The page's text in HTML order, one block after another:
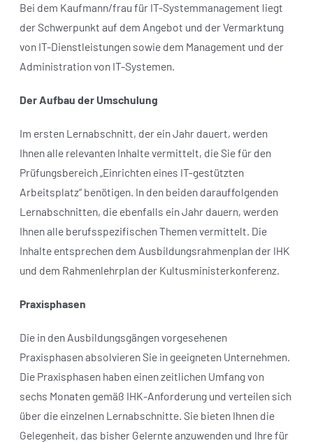
Bei dem Kaufmann/frau für IT-Systemmanagement liegt
der Schwerpunkt auf dem Angebot und der Vermarktung
von IT-Dienstleistungen sowie dem Management und der
Administration von IT-Systemen.
Der Aufbau der Umschulung
Im ersten Lernabschnitt, der ein Jahr dauert, werden
Ihnen alle relevanten Inhalte vermittelt, die Sie für den
Prüfungsbereich „Einrichten eines IT-gestützten
Arbeitsplatz“ benötigen. In den beiden darauffolgenden
Lernabschnitten, die ebenfalls ein Jahr dauern, werden
Ihnen alle berufsspezifischen Themen vermittelt. Die
Inhalte entsprechen dem Ausbildungsrahmenplan der IHK
und dem Rahmenlehrplan der Kultusministerkonferenz.
Praxisphasen
Die in den Ausbildungsgängen vorgesehenen
Praxisphasen absolvieren Sie in geeigneten Unternehmen.
Die Praxisphasen haben einen zeitlichen Umfang von
sechs Monaten gemäß IHK-Anforderung und verteilen sich
über die einzelnen Lernabschnitte. Sie bieten Ihnen die
Gelegenheit, das bisher Gelernte anzuwenden und Ihre für